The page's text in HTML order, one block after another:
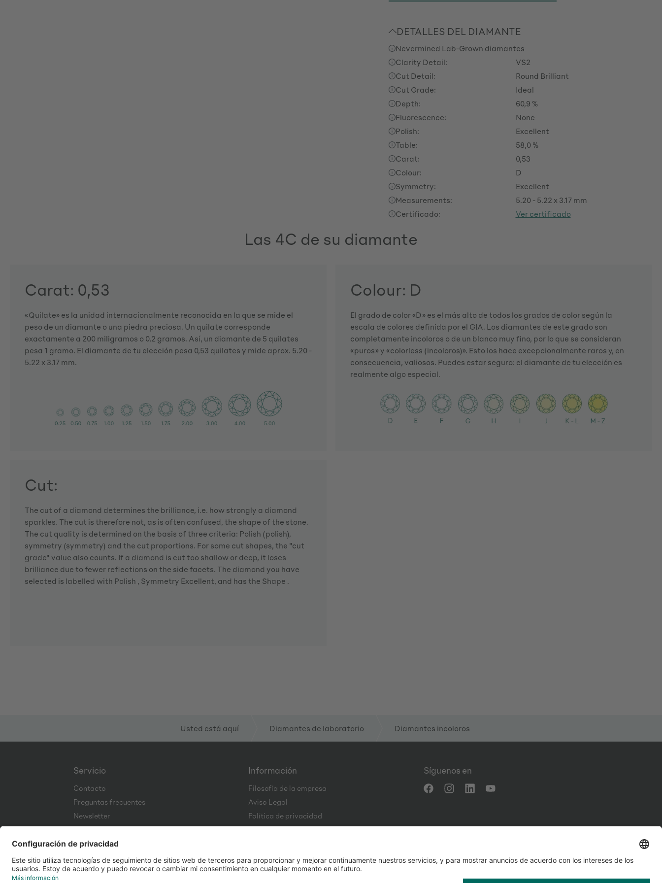
DETALLES DEL DIAMANTE
Nevermined Lab-Grown diamantes
Clarity Detail:
VS2
Cut Detail:
Round Brilliant
Cut Grade:
Ideal
Depth:
60,9 %
Fluorescence:
None
Polish:
Excellent
Table:
58,0 %
Carat:
0,53
Colour:
D
Symmetry:
Excellent
Measurements:
5.20 - 5.22 x 3.17 mm
Certificado:
Ver certificado
Las 4C de su diamante
Carat: 0,53
«Quilate» es la unidad internacionalmente reconocida en la que se mide el
peso de un diamante o una piedra preciosa. Un quilate corresponde
exactamente a 200 miligramos o 0,2 gramos. Así, un diamante de 5 quilates
pesa 1 gramo. El diamante de tu elección pesa 0,53 quilates y mide aprox. 5.20 -
5.22 x 3.17 mm.
Colour: D
El grado de color «D» es el más alto de todos los grados de color según la
escala de colores definida por el GIA. Los diamantes de este grado son
completamente incoloros o de un blanco muy fino, por lo que se consideran
«puros» y «colorless (incoloros)». Esto los hace excepcionalmente raros y, en
consecuencia, valiosos. Puedes estar seguro: el diamante de tu elección es
realmente algo especial.
Cut:
The cut of a diamond determines the brilliance, i.e. how strongly a diamond
sparkles. The cut is therefore not, as is often confused, the shape of the stone.
The cut quality is determined on the basis of three criteria: Polish (polish),
symmetry (symmetry) and the cut proportions. For some cut shapes, the "cut
grade" value also counts. If a diamond is cut too shallow or deep, it loses
brilliance due to fewer reflections on the side facets. The diamond you have
selected is labelled with Polish , Symmetry Excellent, and has the Shape .
Usted está aquí Diamantes de laboratorio Diamantes incoloros
Servicio
Contacto
Preguntas frecuentes
Newsletter
Corporate Website
Información
Filosofía de la empresa
Aviso Legal
Política de privacidad
CGC
Síguenos en